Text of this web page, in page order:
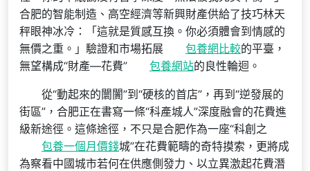
合肥的智能制造、高空經濟等新興財產供給了技巧林天
秤眼神冰冷：「這就是質感互換。你必須體會到情感的
無價之重。」驗證和市場拓展
包養網比較的平臺，
無望構成“財產—花費”
包養網站的良性輪迴。
從“動起來的闤闠”到“硬核的首店”，再到“逆發展的
街區”，合肥正在書寫一條“科產城人”深度融會的花費進
級新途徑。這條途徑，不只是合肥作為一座“科創之
包養一個月價錢城”在花費範疇的奇特摸索，更將成
為察看中國城市若何在供應側發力、以立異激起花費潛